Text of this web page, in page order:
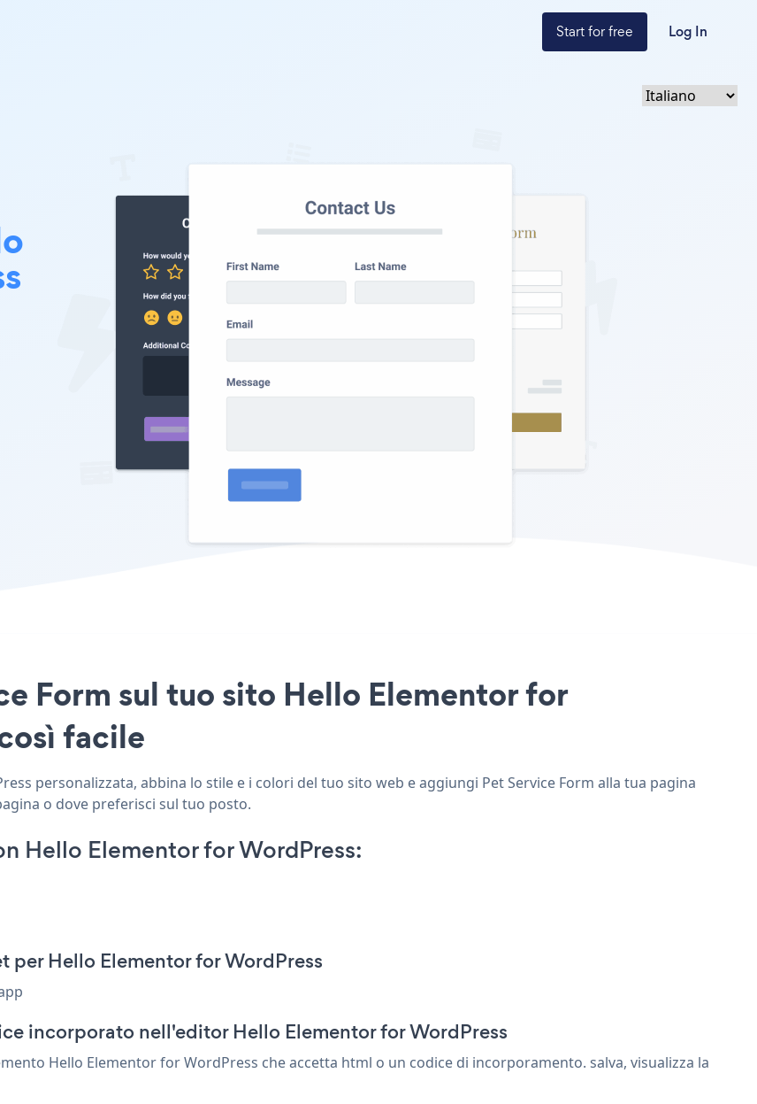
Start for free Log In
Form sul tuo sito Hello Elementor for
facile
personalizzata, abbina lo stile e i colori del tuo sito web e aggiungi Pet Service Form alla tua pagina
o dove preferisci sul tuo posto.
Hello Elementor for WordPress:
Hello Elementor for WordPress
incorporato nell'editor Hello Elementor for WordPress
Hello Elementor for WordPress che accetta html o un codice di incorporamento. salva, visualizza la